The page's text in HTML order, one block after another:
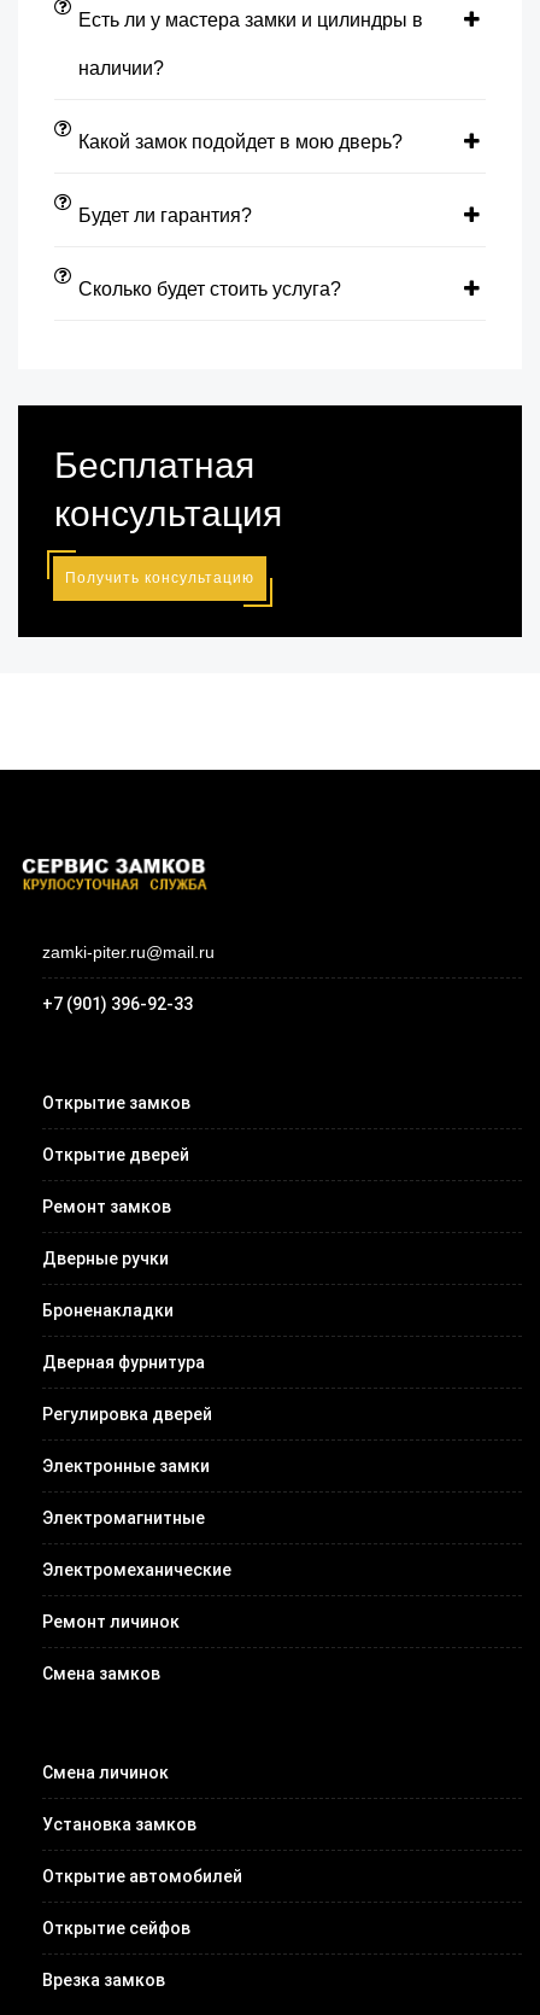
Есть ли у мастера замки и цилиндры в
наличии?
Какой замок подойдет в мою дверь?
Будет ли гарантия?
Сколько будет стоить услуга?
Бесплатная
консультация
Получить консультацию
zamki-piter.ru@mail.ru
+7 (901) 396-92-33
Открытие замков
Открытие дверей
Ремонт замков
Дверные ручки
Броненакладки
Дверная фурнитура
Регулировка дверей
Электронные замки
Электромагнитные
Электромеханические
Ремонт личинок
Смена замков
Смена личинок
Установка замков
Открытие автомобилей
Открытие сейфов
Врезка замков